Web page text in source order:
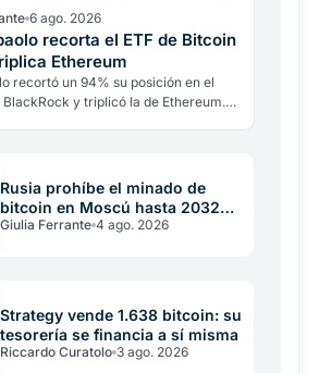
6 ago. 2026
recorta el ETF de Bitcoin
Ethereum
recortó un 94% su posición en el
BlackRock y triplicó la de Ethereum.
Rusia prohíbe el minado de
bitcoin en Moscú hasta 2032
por la red eléctrica
Giulia Ferrante 4 ago. 2026
Strategy vende 1.638 bitcoin: su
tesorería se financia a sí misma
Riccardo Curatolo 3 ago. 2026